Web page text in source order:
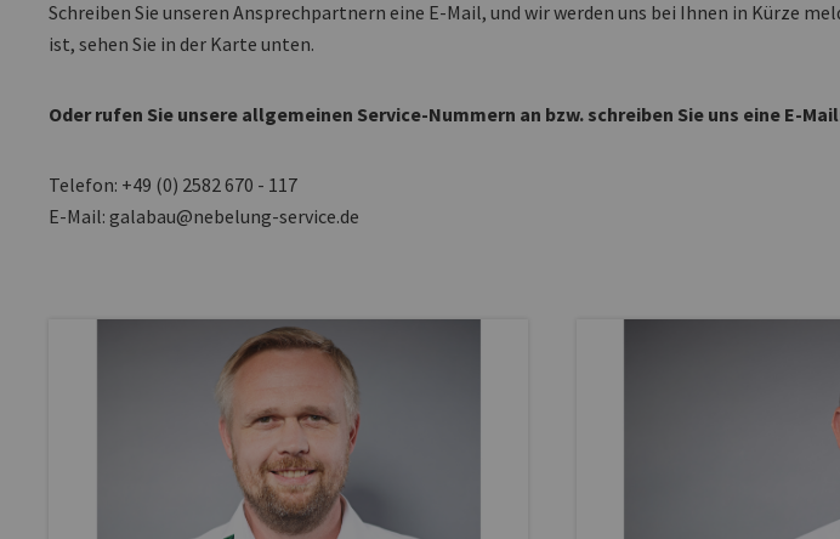
Schreiben Sie unseren Ansprechpartnern eine E-Mail, und wir werden uns bei Ihnen in Kürze
ist, sehen Sie in der Karte unten.
Oder rufen Sie unsere allgemeinen Service-Nummern an bzw. schreiben Sie uns eine E-
Telefon: +49 (0) 2582 670 - 117
E-Mail: galabau@nebelung-service.de